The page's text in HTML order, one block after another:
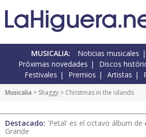
MUSICALIA: Noticias musicales
Próximas novedades
Discos
Festivales
Premios Artistas
Musicalia > Shaggy > Christmas in the islands
Destacado: 'Petal' es el octavo álbum de
Grande